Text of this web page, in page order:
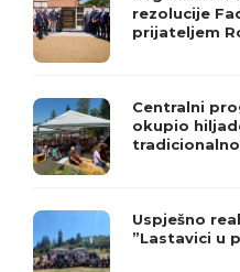
rezolucije
prijateljem
Centralni
okupio
Uspješno
”Lastavici u